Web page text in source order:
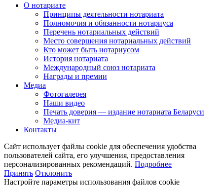
О нотариате
Принципы деятельности нотариата
Полномочия и обязанности нотариуса
Перечень нотариальных действий
Место совершения нотариальных действий
Кто может быть нотариусом
История нотариата
Международный союз нотариата
Награды и премии
Медиа
Фотогалерея
Наши видео
Печать доверия — издание нотариата Беларуси
Медиа-кит
Контакты
Сайт использует файлы cookie для обеспечения удобства
пользователей сайта, его улучшения, предоставления
персонализированных рекомендаций. Подробнее
Принять Отклонить
Настройте параметры использования файлов cookie